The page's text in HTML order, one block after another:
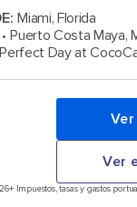
: Miami, Florida
Puerto Costa Maya,
Perfect Day at
Ver
+ Impuestos, tasas y gastos